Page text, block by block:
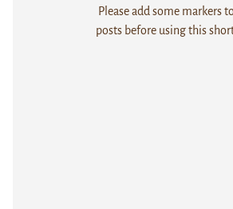
Please add some markers
posts before using this